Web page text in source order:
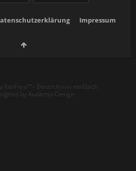
Impressum
XenForo™ - Deutsch von xenDach
by Audentio Design.